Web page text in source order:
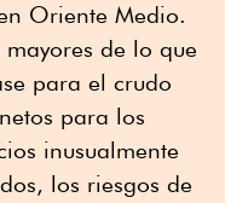
Oriente Medio.
de lo que
para el crudo
para los
inusualmente
los riesgos de